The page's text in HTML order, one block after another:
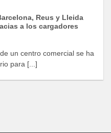
Reus y Lleida
a los cargadores
un centro comercial se ha
para [...]